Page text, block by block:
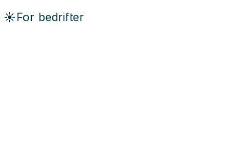
☀️For bedrifter